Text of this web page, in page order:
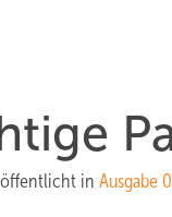
in Ausgabe